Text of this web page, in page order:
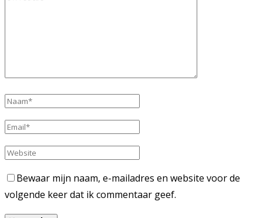
Bewaar mijn naam, e-mailadres en website voor de
volgende keer dat ik commentaar geef.